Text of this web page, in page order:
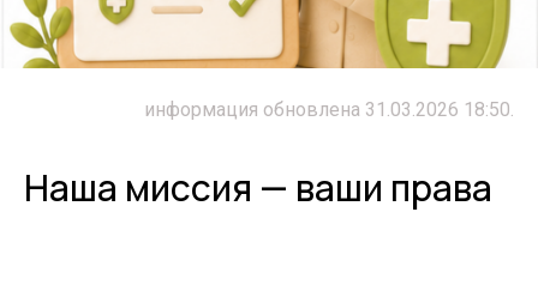
информация обновлена 31.03.2026 18:50.
Наша миссия — ваши права